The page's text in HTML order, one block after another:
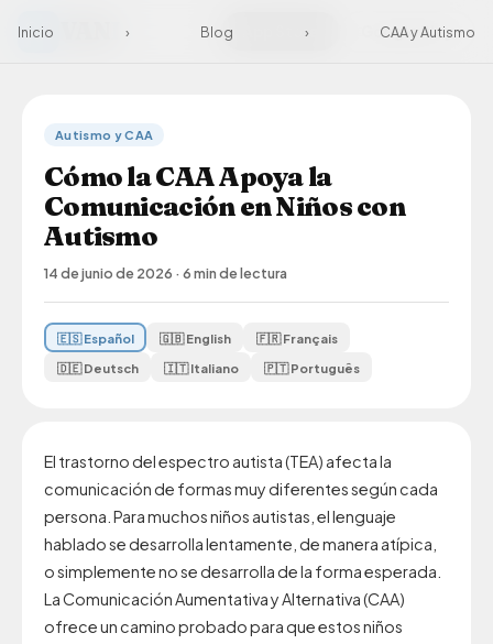
App Store Google Play
Inicio › Blog › CAA y Autismo
Autismo y CAA
Cómo la CAA Apoya la
Comunicación en Niños con
Autismo
14 de junio de 2026 · 6 min de lectura
🇪🇸 Español 🇬🇧 English
🇫🇷 Français
🇩🇪 Deutsch
🇮🇹 Italiano 🇵🇹 Português
El trastorno del espectro autista (TEA) afecta la
comunicación de formas muy diferentes según cada
persona. Para muchos niños autistas, el lenguaje
hablado se desarrolla lentamente, de manera atípica,
o simplemente no se desarrolla de la forma esperada.
La Comunicación Aumentativa y Alternativa (CAA)
ofrece un camino probado para que estos niños